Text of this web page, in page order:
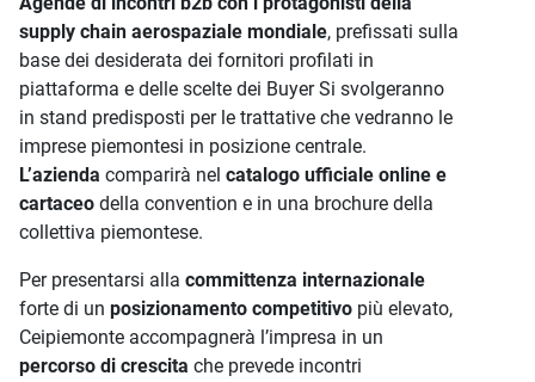
supply chain aerospaziale mondiale, prefissati sulla
base dei desiderata dei fornitori profilati in
piattaforma e delle scelte dei Buyer Si svolgeranno
in stand predisposti per le trattative che vedranno le
imprese piemontesi in posizione centrale.
L’azienda comparirà nel catalogo ufficiale online e
cartaceo della convention e in una brochure della
collettiva piemontese.
Per presentarsi alla committenza internazionale
forte di un posizionamento competitivo più elevato,
Ceipiemonte accompagnerà l’impresa in un
percorso di crescita che prevede incontri